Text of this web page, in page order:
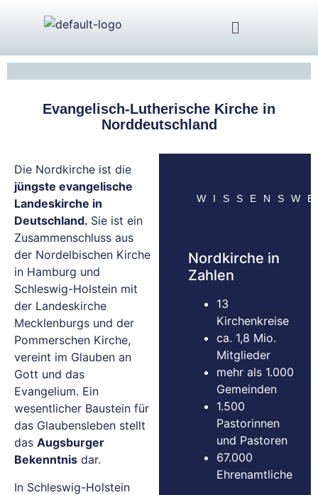
Evangelisch-Lutherische Kirche in
Norddeutschland
Die Nordkirche ist die
jüngste evangelische
Landeskirche in
Deutschland. Sie ist ein
Zusammenschluss aus
der Nordelbischen Kirche
in Hamburg und
Schleswig-Holstein mit
der Landeskirche
Mecklenburgs und der
Pommerschen Kirche,
vereint im Glauben an
Gott und das
Evangelium. Ein
wesentlicher Baustein für
das Glaubensleben stellt
das Augsburger
Bekenntnis dar.
In Schleswig-Holstein
Nordkirche in
Zahlen
13
Kirchenkreise
ca. 1,8 Mio.
Mitglieder
mehr als 1.000
Gemeinden
1.500
Pastorinnen
und Pastoren
67.000
Ehrenamtliche